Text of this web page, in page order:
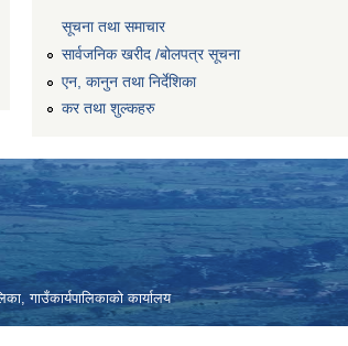
सूचना तथा समाचार
सार्वजनिक खरीद /बोलपत्र सूचना
एन, कानुन तथा निर्देशिका
कर तथा शुल्कहरु
गाउँकार्यपालिकाको कार्यालय